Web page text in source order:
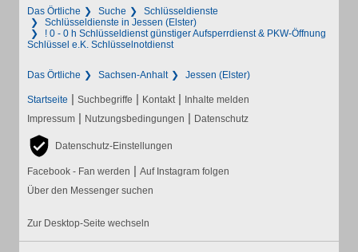
Das Örtliche Suche
Schlüsseldienste
Schlüsseldienste in Jessen (Elster)
! 0 - 0 h Schlüsseldienst günstiger Aufsperrdienst & PKW-Öffnung
Schlüssel e.K. Schlüsselnotdienst
Das Örtliche Sachsen-Anhalt Jessen (Elster)
Startseite | Suchbegriffe | Kontakt | Inhalte melden
Impressum | Nutzungsbedingungen | Datenschutz
Datenschutz-Einstellungen
Facebook - Fan werden | Auf Instagram folgen
Über den Messenger suchen
Zur Desktop-Seite wechseln